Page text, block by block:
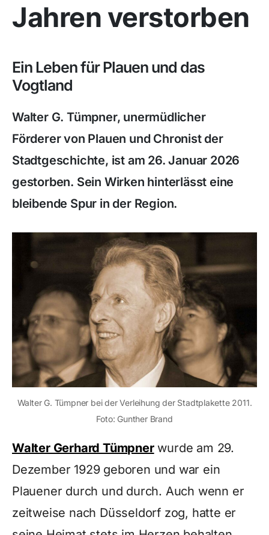
Jahren verstorben
Ein Leben für Plauen und das
Vogtland
Walter G. Tümpner, unermüdlicher
Förderer von Plauen und Chronist der
Stadtgeschichte, ist am 26. Januar 2026
gestorben. Sein Wirken hinterlässt eine
bleibende Spur in der Region.
Walter G. Tümpner bei der Verleihung der Stadtplakette 2011.
Foto: Gunther Brand
Walter Gerhard Tümpnerwurde am 29.
Dezember 1929 geboren und war ein
Plauener durch und durch. Auch wenn er
zeitweise nach Düsseldorf zog, hatte er